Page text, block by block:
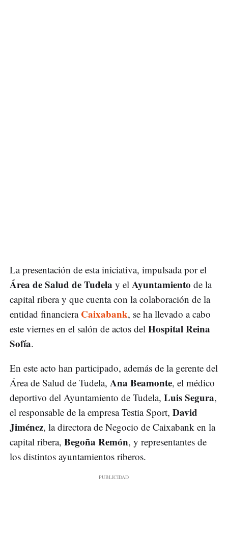
La presentación de esta iniciativa, impulsada por el
Área de Salud de Tudela y el Ayuntamiento de la
capital ribera y que cuenta con la colaboración de la
entidad financiera Caixabank, se ha llevado a cabo
este viernes en el salón de actos del Hospital Reina
Sofía.
En este acto han participado, además de la gerente del
Área de Salud de Tudela, Ana Beamonte, el médico
deportivo del Ayuntamiento de Tudela, Luis Segura,
el responsable de la empresa Testia Sport, David
Jiménez, la directora de Negocio de Caixabank en la
capital ribera, Begoña Remón, y representantes de
los distintos ayuntamientos riberos.